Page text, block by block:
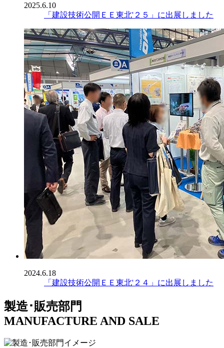
2025.6.10
「建設技術公開ＥＥ東北'２５」に出展しました
2024.6.18
「建設技術公開ＥＥ東北'２４」に出展しました
製造･販売部門
MANUFACTURE AND SALE